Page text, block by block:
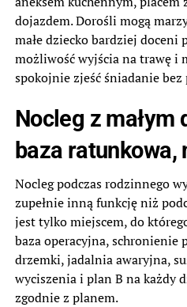
dojazdem. Dorośli mogą
małe dziecko bardziej doceni
możliwość wyjścia na trawę i
spokojnie zjeść śniadanie bez
Nocleg z małym
baza ratunkowa,
Nocleg podczas rodzinnego
zupełnie inną funkcję niż
jest tylko miejscem, do
baza operacyjna, schronienie
drzemki, jadalnia awaryjna,
wyciszenia i plan B na każdy
zgodnie z planem.